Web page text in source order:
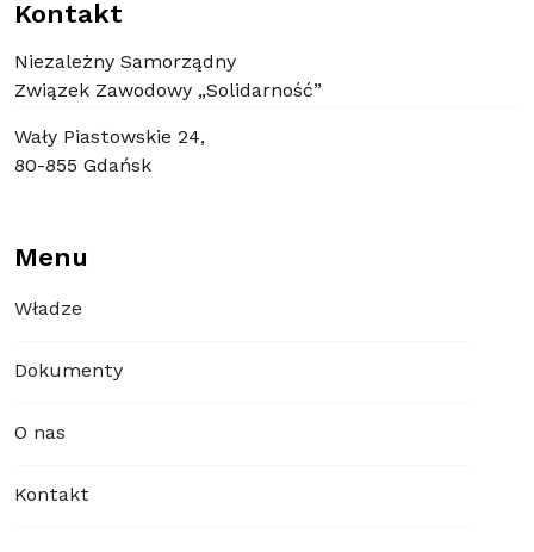
Kontakt
Niezależny Samorządny
Związek Zawodowy „Solidarność”
Wały Piastowskie 24,
80-855 Gdańsk
Menu
Władze
Dokumenty
O nas
Kontakt